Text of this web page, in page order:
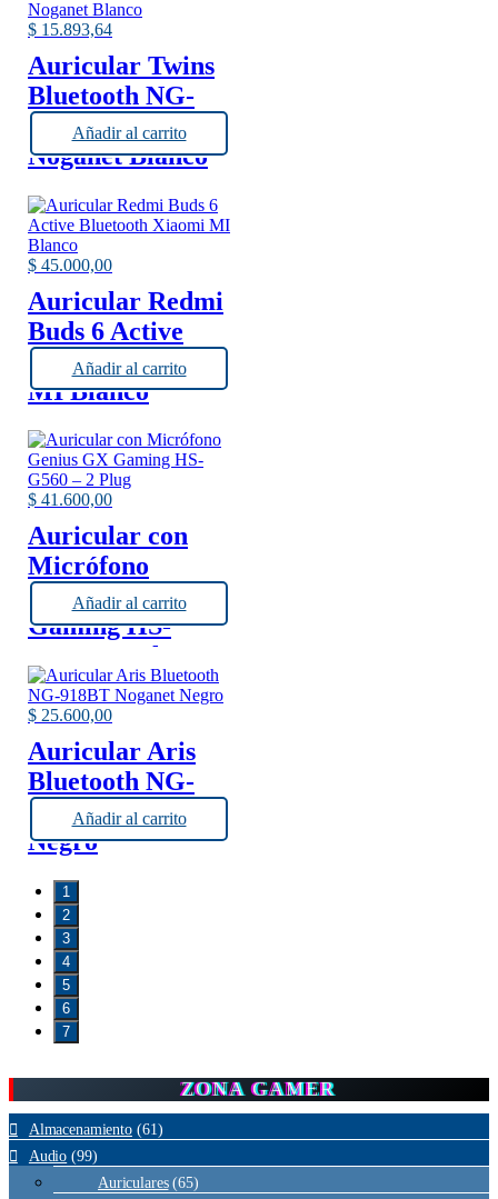
$ 15.893,64
Auricular Twins
Bluetooth NG-
BTWINS 50
Noganet Blanco
Añadir al carrito
$ 45.000,00
Auricular Redmi
Buds 6 Active
Bluetooth Xiaomi
MI Blanco
Añadir al carrito
$ 41.600,00
Auricular con
Micrófono
Genius GX
Gaming HS-
G560 – 2 Plug
Añadir al carrito
$ 25.600,00
Auricular Aris
Bluetooth NG-
918BT Noganet
Negro
Añadir al carrito
1
2
3
4
5
6
7
ZONA GAMER
Almacenamiento (61)
Audio (99)
Auriculares (65)